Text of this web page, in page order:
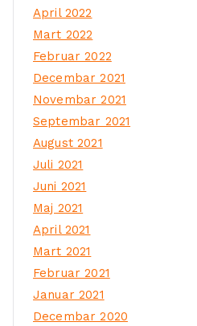
April 2022
Mart 2022
Februar 2022
Decembar 2021
Novembar 2021
Septembar 2021
August 2021
Juli 2021
Juni 2021
Maj 2021
April 2021
Mart 2021
Februar 2021
Januar 2021
Decembar 2020